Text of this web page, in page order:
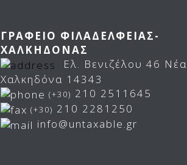
ΓΡΑΦΕΙΟ ΦΙΛΑΔΕΛΦΕΙΑΣ-
ΧΑΛΚΗΔΟΝΑΣ
Ελ. Βενιζέλου 46 Νέα
Χαλκηδόνα 14343
(+30) 210 2511645
(+30) 210 2281250
info@untaxable.gr